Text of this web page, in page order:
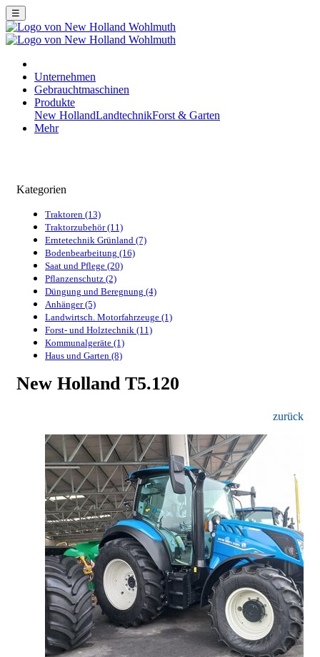
☰
Unternehmen
Gebrauchtmaschinen
Produkte
New HollandLandtechnikForst & Garten
Mehr
Kategorien
Traktoren (13)
Traktorzubehör (11)
Erntetechnik Grünland (7)
Bodenbearbeitung (16)
Saat und Pflege (20)
Pflanzenschutz (2)
Düngung und Beregnung (4)
Anhänger (5)
Landwirtsch. Motorfahrzeuge (1)
Forst- und Holztechnik (11)
Kommunalgeräte (1)
Haus und Garten (8)
New Holland T5.120
zurück